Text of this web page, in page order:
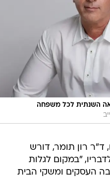
השנתית לכל משפחה
ד"ר רון תומר, דורש
"במקום לגלות
העסקים ומשקי הבית